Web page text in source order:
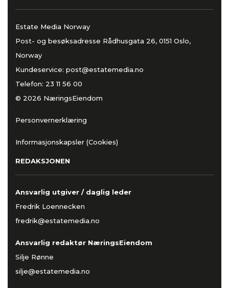
Estate Media Norway
Post- og besøksadresse Rådhusgata 26, 0151 Oslo,
Norway
Kundeservice: post@estatemedia.no
Telefon: 23 11 56 00
© 2026 NæringsEiendom
Personvernerklæring
Informasjonskapsler (Cookies)
REDAKSJONEN
Ansvarlig utgiver / daglig leder
Fredrik Loennecken
fredrik@estatemedia.no
Ansvarlig redaktør NæringsEiendom
Silje Rønne
silje@estatemedia.no